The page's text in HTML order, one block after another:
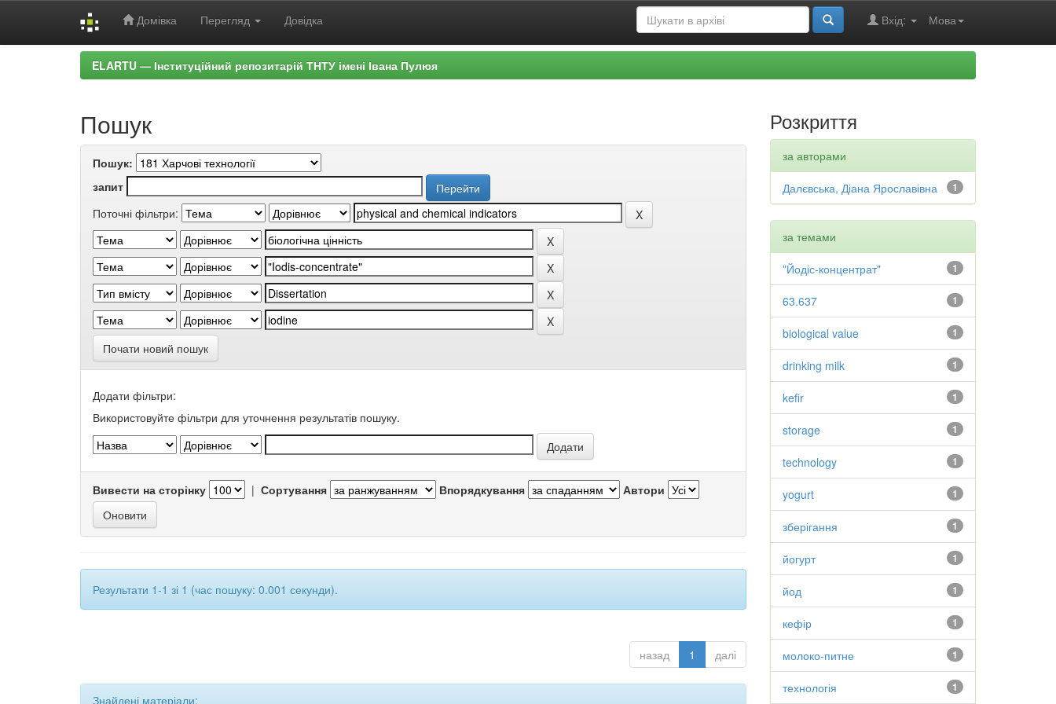
Домівка Перегляд Довідка Мова
Вхід:
ELARTU — Інституційний репозитарій ТНТУ імені Івана Пулюя
Пошук
Пошук:
запит
Поточні фільтри:
Почати новий пошук
Додати фільтри:
Використовуйте фільтри для уточнення результатів пошуку.
Вивести на сторінку | Сортування Впорядкування Автори
Результати 1-1 зі 1 (час пошуку: 0.001 секунди).
назад 1 далі
Знайдені матеріали:
Розкриття
за авторами
1
Далєвська, Діана Ярославівна
за темами
1
"Йодіс-концентрат"
1
63.637
1
biological value
1
drinking milk
1
kefir
1
storage
1
technology
1
yogurt
1
зберігання
1
йогурт
1
йод
1
кефір
1
молоко-питне
1
технологія